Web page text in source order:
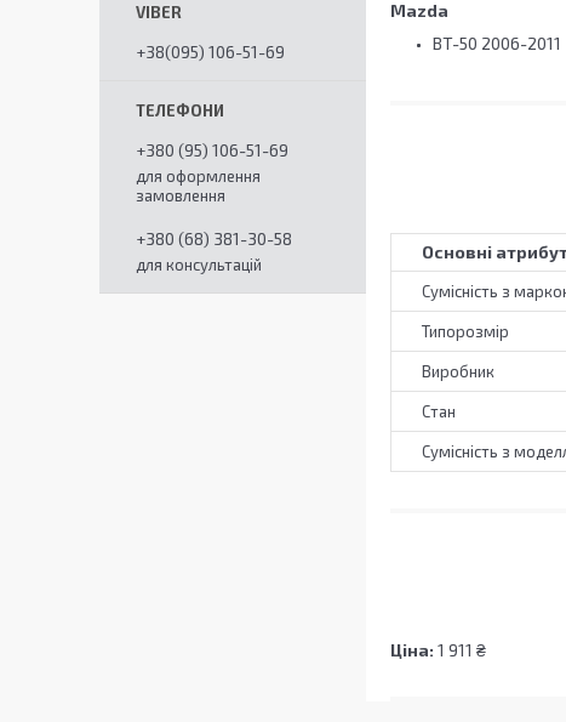
Mazda
BT-50 2006-2011
Основні
Сумісність з
Типорозмір
Виробник
Стан
Сумісність з
Ціна: 1 911 ₴
+38(095) 106-51-69
+380 (95) 106-51-69
для оформлення
замовлення
+380 (68) 381-30-58
для консультацій